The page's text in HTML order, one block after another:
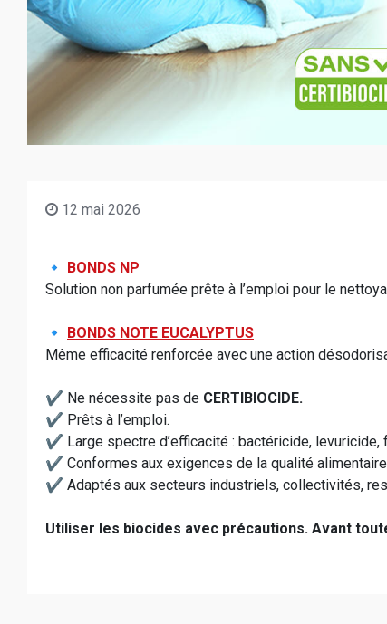
12 mai 2026
🔹 BONDS NP
Solution non parfumée prête à l’emploi pour le
🔹 BONDS NOTE EUCALYPTUS
Même efficacité renforcée avec une action
✔️ Ne nécessite pas de CERTIBIOCIDE.
✔️ Prêts à l’emploi.
✔️ Large spectre d’efficacité : bactéricide, levuricide,
✔️ Conformes aux exigences de la qualité
✔️ Adaptés aux secteurs industriels, collectivités,
Utiliser les biocides avec précautions. Avant